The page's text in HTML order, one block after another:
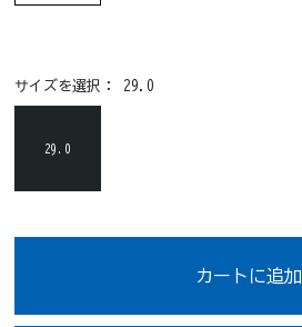
サイズを選択： 29.0
29.0
カートに追加